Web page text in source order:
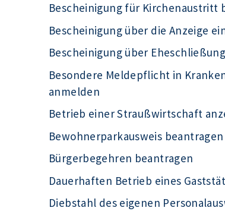
Bescheinigung für Kirchenaustritt
Bescheinigung über die Anzeige
Bescheinigung über
Besondere Meldepflicht in
anmelden
Betrieb einer Straußwirtschaft
Bewohnerparkausweis beantragen
Bürgerbegehren beantragen
Dauerhaften Betrieb eines
Diebstahl des eigenen